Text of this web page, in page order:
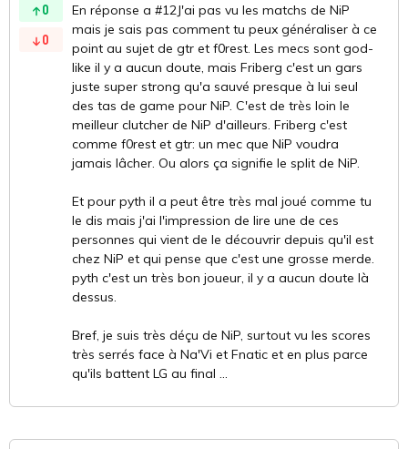
0
0
En réponse a #12J'ai pas vu les matchs de NiP
mais je sais pas comment tu peux généraliser à ce
point au sujet de gtr et f0rest. Les mecs sont god-
like il y a aucun doute, mais Friberg c'est un gars
juste super strong qu'a sauvé presque à lui seul
des tas de game pour NiP. C'est de très loin le
meilleur clutcher de NiP d'ailleurs. Friberg c'est
comme f0rest et gtr: un mec que NiP voudra
jamais lâcher. Ou alors ça signifie le split de NiP.
Et pour pyth il a peut être très mal joué comme tu
le dis mais j'ai l'impression de lire une de ces
personnes qui vient de le découvrir depuis qu'il est
chez NiP et qui pense que c'est une grosse merde.
pyth c'est un très bon joueur, il y a aucun doute là
dessus.
Bref, je suis très déçu de NiP, surtout vu les scores
très serrés face à Na'Vi et Fnatic et en plus parce
qu'ils battent LG au final ...